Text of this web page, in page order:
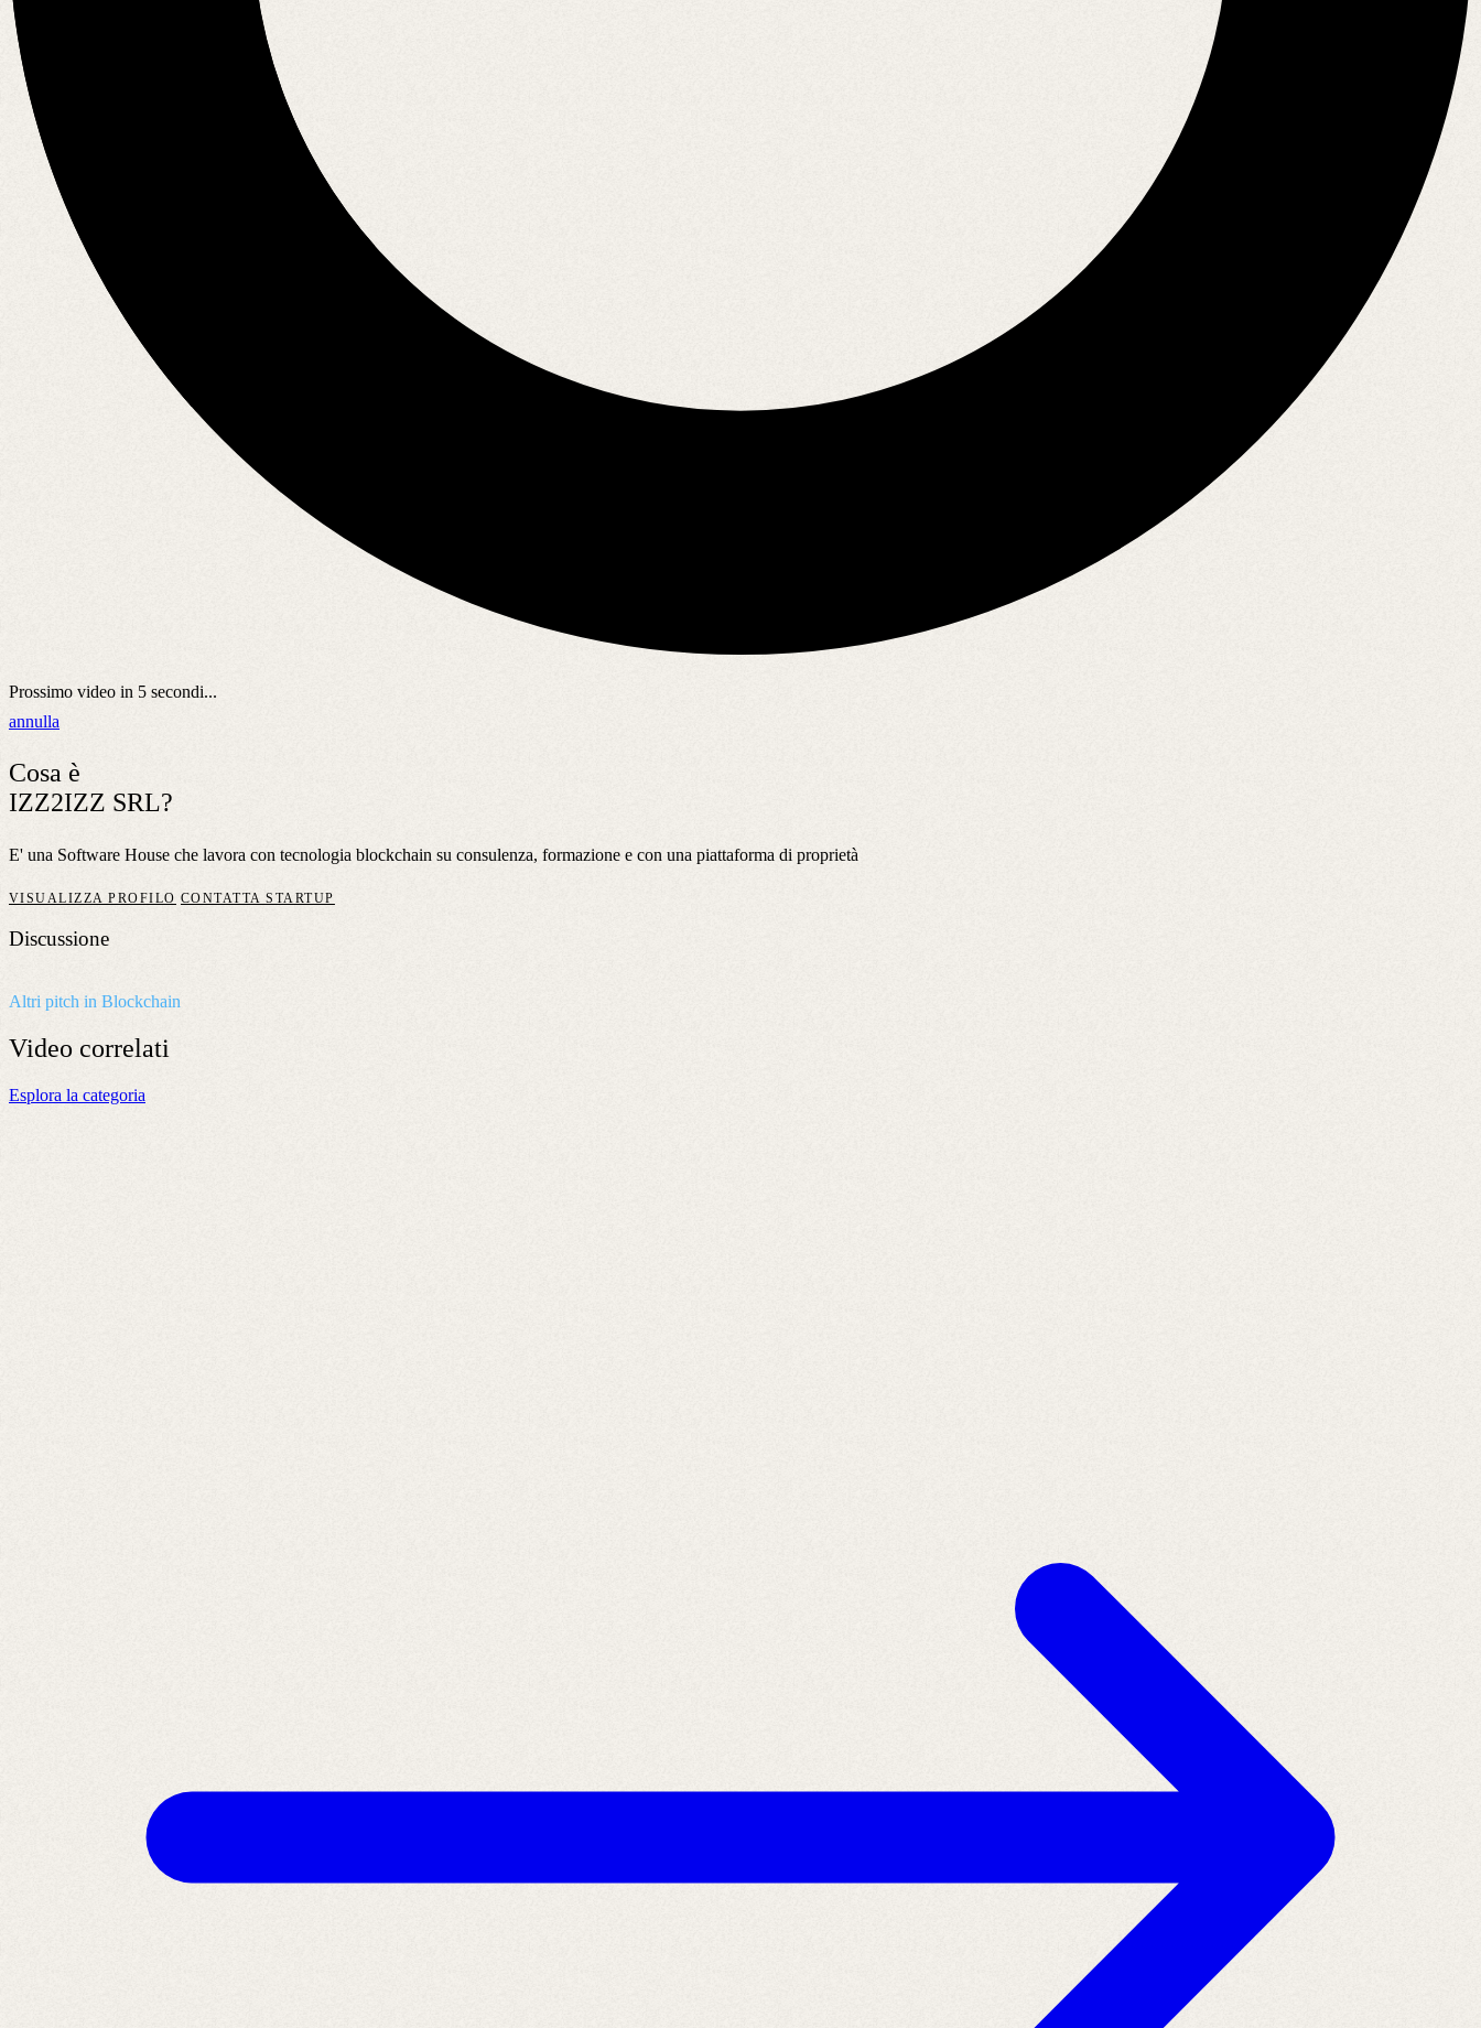
Prossimo video in 5 secondi...
annulla
Cosa è
IZZ2IZZ SRL?
E' una Software House che lavora con tecnologia blockchain su consulenza, formazione e con una piattaforma di proprietà
VISUALIZZA PROFILO CONTATTA STARTUP
Discussione
Altri pitch in Blockchain
Video correlati
Esplora la categoria